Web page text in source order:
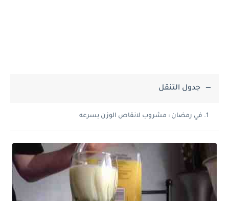
جدول التنقل
في رمضان : مشروب لانقاص الوزن بسرعه